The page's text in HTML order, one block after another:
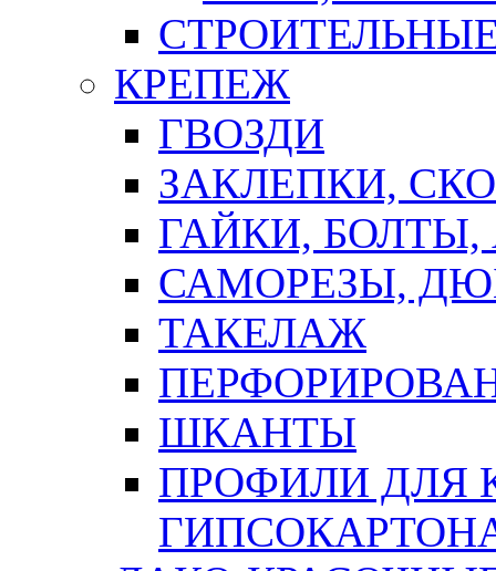
КРЕПЕЖ
ГВОЗДИ
ЗАКЛЕПКИ,
ГАЙКИ,
САМОРЕЗЫ,
ТАКЕЛАЖ
ШКАНТЫ
ПРОФИЛИ ДЛЯ